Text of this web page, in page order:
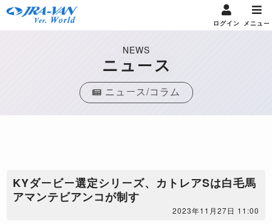
ログイン メニュー
NEWS
ニュース
ニュース/コラム
KYダービー選定シリーズ、カトレアSは白毛馬
アマンテビアンコが制す
2023年11月27日 11:00